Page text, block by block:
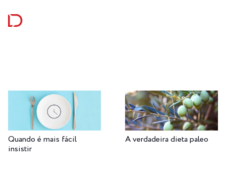
Quando é mais fácil
insistir
A verdadeira dieta paleo